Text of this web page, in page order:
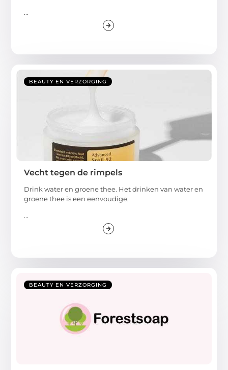
...
BEAUTY EN VERZORGING
Vecht tegen de rimpels
Drink water en groene thee. Het drinken van water en
groene thee is een eenvoudige,
...
BEAUTY EN VERZORGING